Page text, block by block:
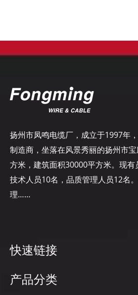
扬州市凤鸣电缆厂，成立于1997年
制造商，坐落在风景秀丽的扬州市
方米，建筑面积30000平方米。现
技术人员10名，品质管理人员12名
理……
快速链接
产品分类